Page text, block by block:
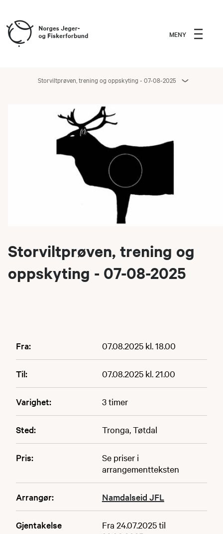
MENY
Storviltprøven, trening og oppskyting - 07-08-2025
Storviltprøven, trening og
oppskyting - 07-08-2025
Fra: 07.08.2025 kl. 18.00
Til: 07.08.2025 kl. 21.00
Varighet: 3 timer
Sted: Tronga, Tøtdal
Pris:
Se priser i
arrangementteksten
Arrangør: Namdalseid JFL
Gjentakelse
Fra 24.07.2025 til